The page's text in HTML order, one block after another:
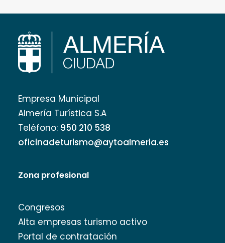
Empresa Municipal
Almería Turística S.A
Teléfono: 950 210 538
oficinadeturismo@aytoalmeria.es
Zona profesional
Congresos
Alta empresas turismo activo
Portal de contratación